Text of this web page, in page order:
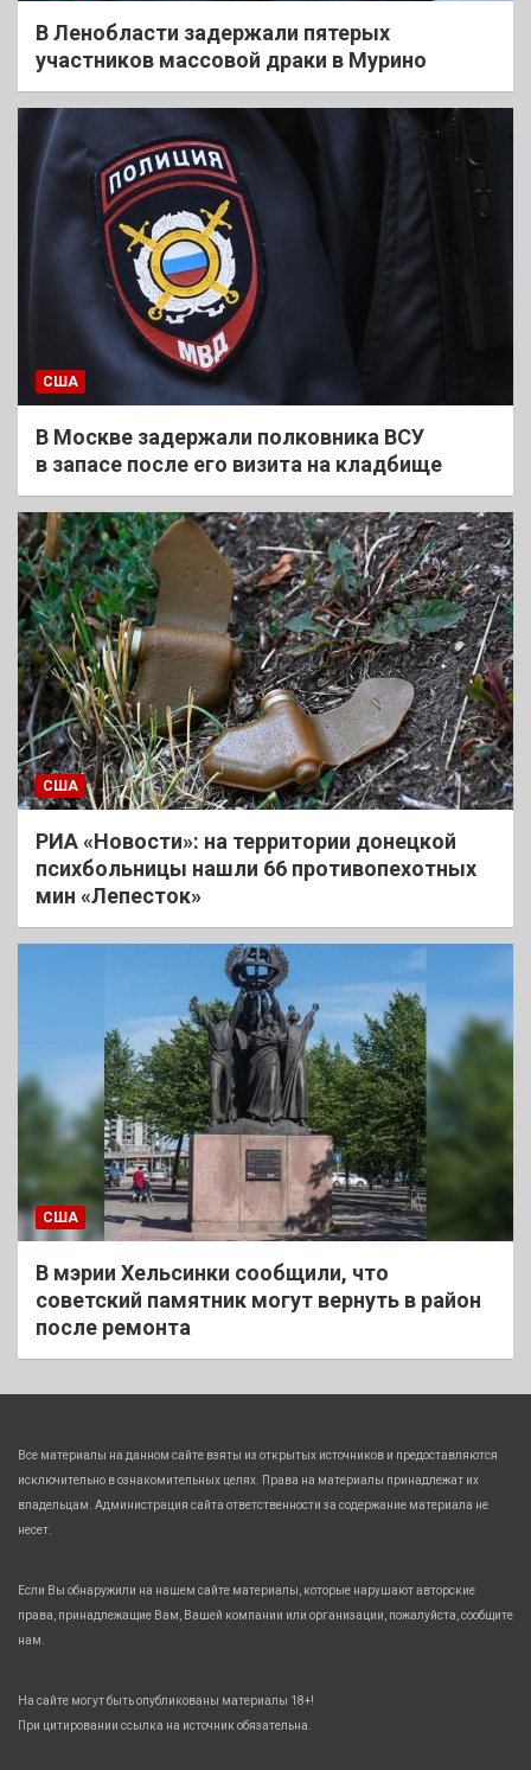
В Ленобласти задержали пятерых
участников массовой драки в Мурино
США
В Москве задержали полковника ВСУ
в запасе после его визита на кладбище
США
РИА «Новости»: на территории донецкой
психбольницы нашли 66 противопехотных
мин «Лепесток»
США
В мэрии Хельсинки сообщили, что
советский памятник могут вернуть в район
после ремонта
Все материалы на данном сайте взяты из открытых источников и предоставляются
исключительно в ознакомительных целях. Права на материалы принадлежат их
владельцам. Администрация сайта ответственности за содержание материала не
несет.
Если Вы обнаружили на нашем сайте материалы, которые нарушают авторские
права, принадлежащие Вам, Вашей компании или организации, пожалуйста, сообщите
нам.
На сайте могут быть опубликованы материалы 18+!
При цитировании ссылка на источник обязательна.